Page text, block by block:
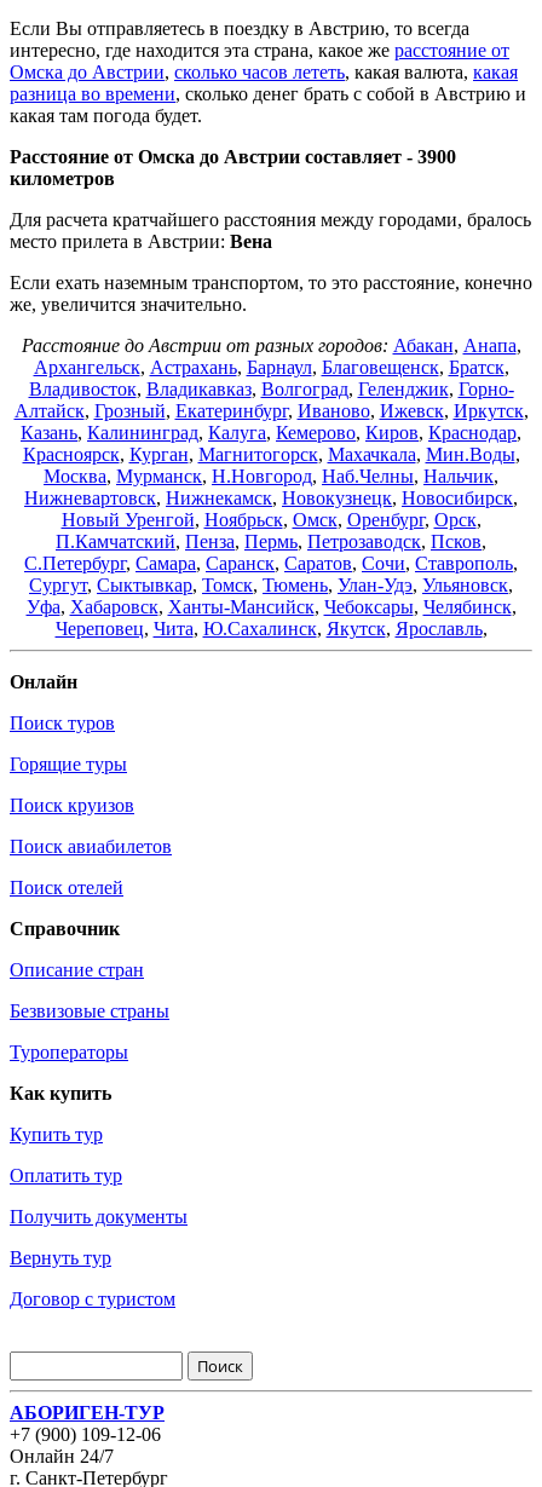
Если Вы отправляетесь в поездку в Австрию, то всегда
интересно, где находится эта страна, какое же расстояние от
Омска до Австрии, сколько часов лететь, какая валюта, какая
разница во времени, сколько денег брать с собой в Австрию и
какая там погода будет.
Расстояние от Омска до Австрии составляет - 3900
километров
Для расчета кратчайшего расстояния между городами, бралось
место прилета в Австрии: Вена
Если ехать наземным транспортом, то это расстояние, конечно
же, увеличится значительно.
Расстояние до Австрии от разных городов: Абакан, Анапа,
Архангельск, Астрахань, Барнаул, Благовещенск, Братск,
Владивосток, Владикавказ, Волгоград, Геленджик, Горно-
Алтайск, Грозный, Екатеринбург, Иваново, Ижевск, Иркутск,
Казань, Калининград, Калуга, Кемерово, Киров, Краснодар,
Красноярск, Курган, Магнитогорск, Махачкала, Мин.Воды,
Москва, Мурманск, Н.Новгород, Наб.Челны, Нальчик,
Нижневартовск, Нижнекамск, Новокузнецк, Новосибирск,
Новый Уренгой, Ноябрьск, Омск, Оренбург, Орск,
П.Камчатский, Пенза, Пермь, Петрозаводск, Псков,
С.Петербург, Самара, Саранск, Саратов, Сочи, Ставрополь,
Сургут, Сыктывкар, Томск, Тюмень, Улан-Удэ, Ульяновск,
Уфа, Хабаровск, Ханты-Мансийск, Чебоксары, Челябинск,
Череповец, Чита, Ю.Сахалинск, Якутск, Ярославль,
Онлайн
Поиск туров
Горящие туры
Поиск круизов
Поиск авиабилетов
Поиск отелей
Справочник
Описание стран
Безвизовые страны
Туроператоры
Как купить
Купить тур
Оплатить тур
Получить документы
Вернуть тур
Договор с туристом
АБОРИГЕН-ТУР
+7 (900) 109-12-06
Онлайн 24/7
г. Санкт-Петербург